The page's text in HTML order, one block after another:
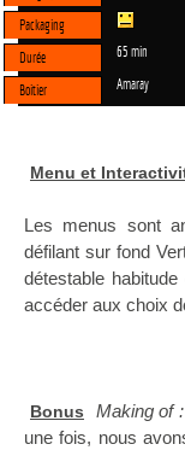
Packaging
Durée
65 min
Boitier Amaray
Menu et
Les menus sont
défilant sur fond
détestable
accéder aux choix
Bonus Making of
une fois, nous